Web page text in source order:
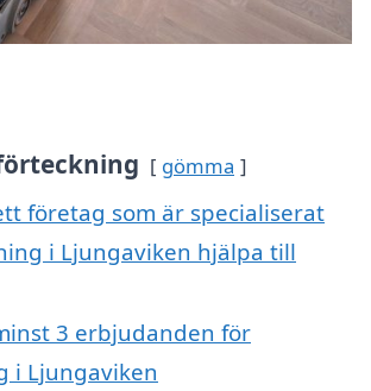
gömma
företag som är specialiserat
i Ljungaviken hjälpa till
3 erbjudanden för
i Ljungaviken